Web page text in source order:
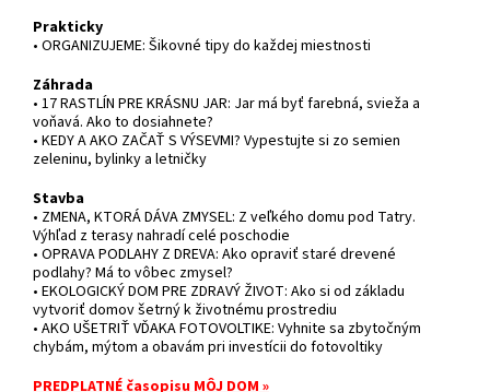
Prakticky
• ORGANIZUJEME: Šikovné tipy do každej miestnosti
Záhrada
• 17 RASTLÍN PRE KRÁSNU JAR: Jar má byť farebná, svieža a
voňavá. Ako to dosiahnete?
• KEDY A AKO ZAČAŤ S VÝSEVMI? Vypestujte si zo semien
zeleninu, bylinky a letničky
Stavba
• ZMENA, KTORÁ DÁVA ZMYSEL: Z veľkého domu pod Tatry.
Výhľad z terasy nahradí celé poschodie
• OPRAVA PODLAHY Z DREVA: Ako opraviť staré drevené
podlahy? Má to vôbec zmysel?
• EKOLOGICKÝ DOM PRE ZDRAVÝ ŽIVOT: Ako si od základu
vytvoriť domov šetrný k životnému prostrediu
• AKO UŠETRIŤ VĎAKA FOTOVOLTIKE: Vyhnite sa zbytočným
chybám, mýtom a obavám pri investícii do fotovoltiky
PREDPLATNÉ časopisu MÔJ DOM »